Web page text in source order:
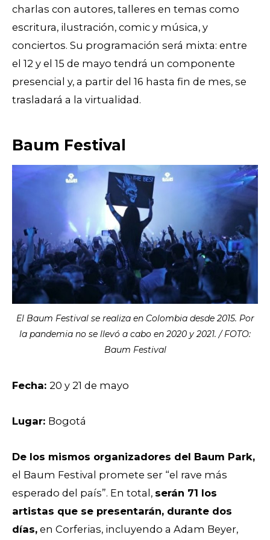
charlas con autores, talleres en temas como
escritura, ilustración, comic y música, y
conciertos. Su programación será mixta: entre
el 12 y el 15 de mayo tendrá un componente
presencial y, a partir del 16 hasta fin de mes, se
trasladará a la virtualidad.
Baum Festival
El Baum Festival se realiza en Colombia desde 2015. Por
la pandemia no se llevó a cabo en 2020 y 2021. / FOTO:
Baum Festival
Fecha: 20 y 21 de mayo
Lugar: Bogotá
De los mismos organizadores del Baum Park,
el Baum Festival promete ser “el rave más
esperado del país”. En total, serán 71 los
artistas que se presentarán, durante dos
días, en Corferias, incluyendo a Adam Beyer,